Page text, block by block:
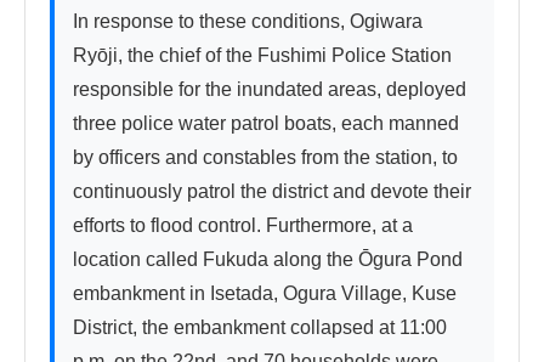
In response to these conditions, Ogiwara
Ryōji, the chief of the Fushimi Police Station
responsible for the inundated areas, deployed
three police water patrol boats, each manned
by officers and constables from the station, to
continuously patrol the district and devote their
efforts to flood control. Furthermore, at a
location called Fukuda along the Ōgura Pond
embankment in Isetada, Ogura Village, Kuse
District, the embankment collapsed at 11:00